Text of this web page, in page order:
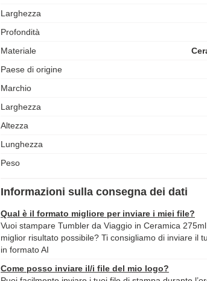
Larghezza
Profondità
Materiale
Paese di origine
Marchio
Larghezza
Altezza
Lunghezza
Peso
Informazioni sulla consegna dei dati
Qual è il formato migliore per inviare i miei file?
Vuoi stampare Tumbler da Viaggio in Ceramica
miglior risultato possibile? Ti consigliamo di inviare il
in formato AI
Come posso inviare il/i file del mio logo?